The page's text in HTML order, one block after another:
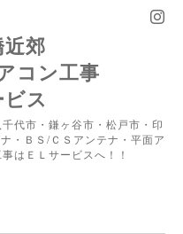
近郊
コン工事
ビス
代市・鎌ヶ谷市・松戸市・印
・ＢＳ/ＣＳアンテナ・平面ア
はＥＬサービスへ！！